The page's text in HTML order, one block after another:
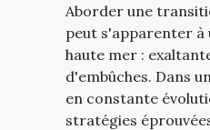
Aborder une
peut s'apparenter à
haute mer :
d'embûches. Dans
en constante
stratégies